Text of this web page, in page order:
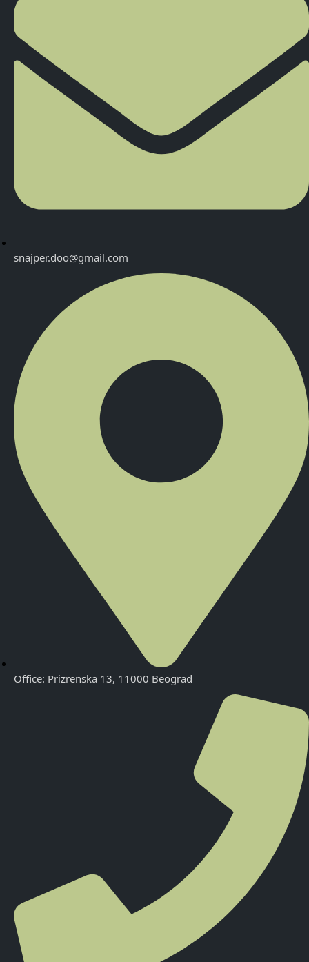
snajper.doo@gmail.com
Office: Prizrenska 13, 11000 Beograd